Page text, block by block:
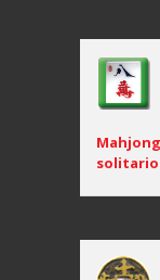
solitario